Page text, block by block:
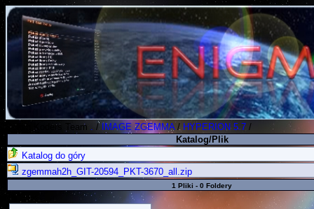
Polish Koders Team /IMAGE ZGEMMA/ HYPERION 5.7 /
Katalog/Plik
Katalog do góry
zgemmah2h_GIT-20594_PKT-3670_all.zip
1 Pliki - 0 Foldery